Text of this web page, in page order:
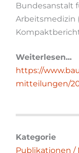
Bundesanstalt
Arbeitsmedizin
Weiterlesen...
https://
mitteilungen/
Kategorie
Publikationen /